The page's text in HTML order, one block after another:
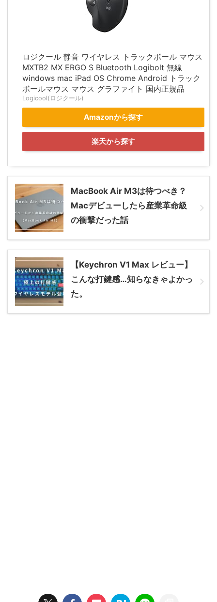
ロジクール 静音 ワイヤレス トラックボール マウス
MXTB2 MX ERGO S Bluetooth Logibolt 無線
windows mac iPad OS Chrome Android トラック
ボールマウス マウス グラファイト 国内正規品
Logicool(ロジクール)
Amazonから探す
楽天から探す
MacBook Air M3は待つべき？
Macデビューしたら産業革命級
の衝撃だった話
【Keychron V1 Max レビュー】
こんな打鍵感…知らなきゃよかっ
た。